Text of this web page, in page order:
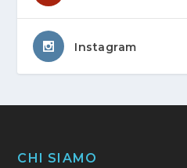
Instagram
CHI SIAMO